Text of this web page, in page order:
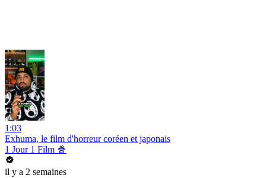
1:03
Exhuma, le film d'horreur coréen et japonais
1 Jour 1 Film 🍿
il y a 2 semaines